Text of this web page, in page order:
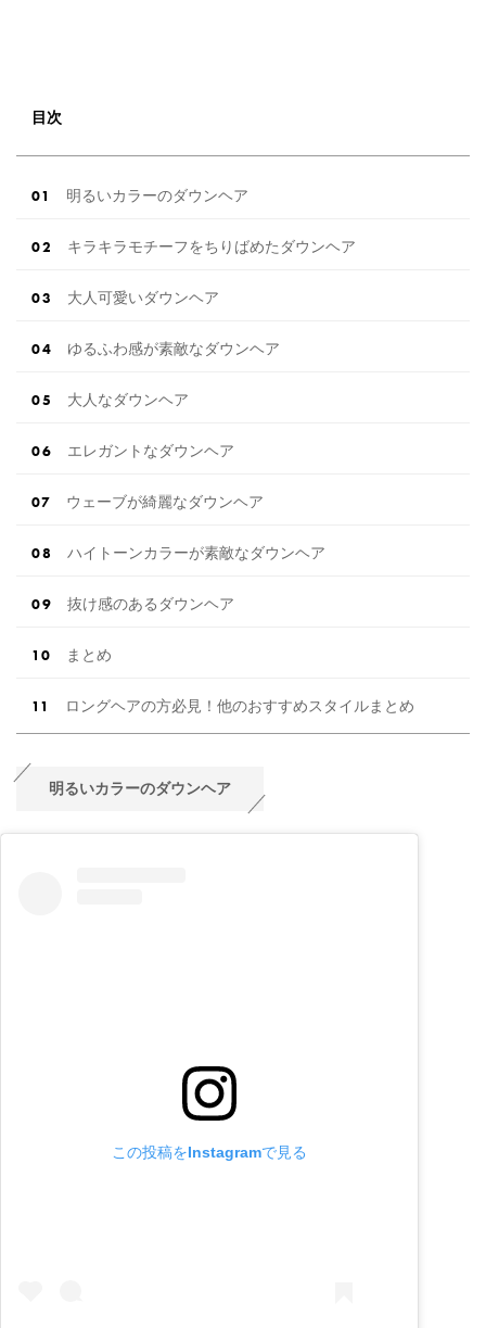
目次
明るいカラーのダウンヘア
キラキラモチーフをちりばめたダウンヘア
大人可愛いダウンヘア
ゆるふわ感が素敵なダウンヘア
大人なダウンヘア
エレガントなダウンヘア
ウェーブが綺麗なダウンヘア
ハイトーンカラーが素敵なダウンヘア
抜け感のあるダウンヘア
まとめ
ロングヘアの方必見！他のおすすめスタイルまとめ
明るいカラーのダウンヘア
この投稿をInstagramで見る